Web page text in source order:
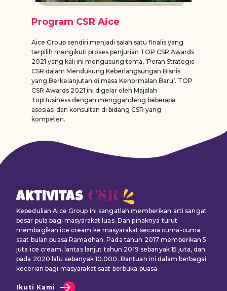
Program CSR Aice
Aice Group sendiri menjadi salah satu finalis yang
terpilih mengikuti proses penjurian TOP CSR Awards
2021 yang kali ini mengusung tema, ‘Peran Strategis
CSR dalam Mendukung Keberlangsungan Bisnis
yang Berkelanjutan di masa Kenormalan Baru’. TOP
CSR Awards 2021 ini digelar oleh Majalah
TopBusiness dengan menggandeng beberapa
asosiasi dan konsultan di bidang CSR yang
kompeten.
Aktivitas CSR
Kepedulian Aice Group ini sangatlah memberikan arti sangat
besar pula bagi masyarakat luas. Dan pihaknya turut
membagikan ice cream ke masyarakat secara cuma-cuma
saat bulan puasa Ramadhan. Pada tahun 2017 memberikan 5
juta ice cream, lantas lanjut tahun 2019 sebanyak 15 juta, dan
pada 2020 lalu sebanyak 10.000. Bantuan ini dalam berbagai
kecerian bagi masyarakat saat berbuka puasa.
Ikuti Kami